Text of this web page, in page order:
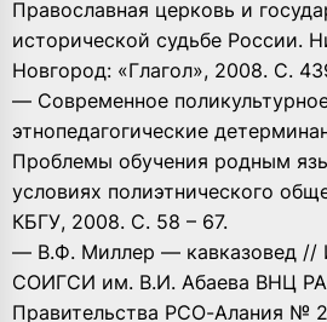
Православная церковь и
исторической судьбе России.
Новгород: «Глагол», 2008. С.
— Современное
этнопедагогические
Проблемы обучения родным
условиях полиэтнического
КБГУ, 2008. С. 58 – 67.
— В.Ф. Миллер — кавказовед //
СОИГСИ им. В.И. Абаева ВНЦ
Правительства РСО-Алания № 2